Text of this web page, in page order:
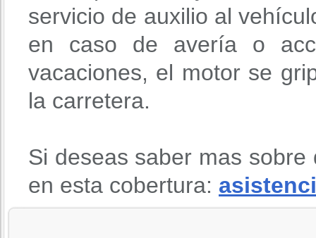
servicio de auxilio al
en caso de avería o
vacaciones, el motor se
la carretera.
Si deseas saber mas
en esta cobertura: